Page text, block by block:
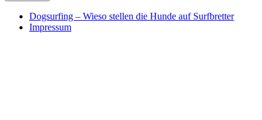
Dogsurfing – Wieso stellen die Hunde auf Surfbretter
Impressum